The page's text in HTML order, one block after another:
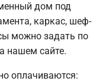
дом под
каркас, шеф-
можно задать по
нашем сайте.
оплачиваются: